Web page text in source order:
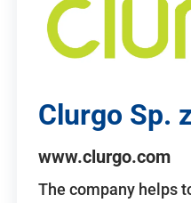
Clurgo Sp.
www.clurgo.com
The company helps